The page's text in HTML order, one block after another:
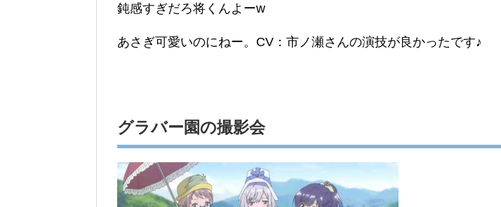
鈍感すぎだろ将くんよーw
あさぎ可愛いのにねー。CV：市ノ瀬さんの演技が良かったです♪
グラバー園の撮影会